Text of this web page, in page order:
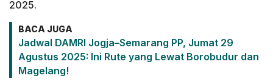
2025.
BACA JUGA
Jadwal DAMRI Jogja–Semarang PP, Jumat 29
Agustus 2025: Ini Rute yang Lewat Borobudur dan
Magelang!